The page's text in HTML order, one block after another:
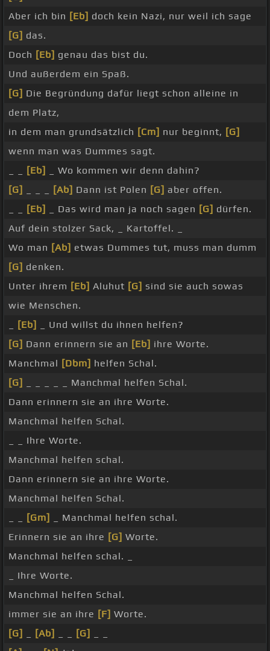
Aber ich bin [Eb] doch kein Nazi, nur weil ich sage
[G] das.
Doch [Eb] genau das bist du.
Und außerdem ein Spaß.
[G] Die Begründung dafür liegt schon alleine in
dem Platz,
in dem man grundsätzlich [Cm] nur beginnt, [G]
wenn man was Dummes sagt.
[Eb]
_ Wo kommen wir denn dahin?
[G]
[Ab] Dann ist Polen [G] aber offen.
[Eb] _ Das wird man ja noch sagen [G] dürfen.
Auf dein stolzer Sack, _ Kartoffel. _
Wo man [Ab] etwas Dummes tut, muss man dumm
[G] denken.
Unter ihrem [Eb] Aluhut [G] sind sie auch sowas
wie Menschen.
[Eb]
_ Und willst du ihnen helfen?
[G] Dann erinnern sie an [Eb] ihre Worte.
Manchmal [Dbm] helfen Schal.
[G]
_ _ _ _ _ Manchmal helfen Schal.
Dann erinnern sie an ihre Worte.
Manchmal helfen Schal.
_ _ Ihre Worte.
Manchmal helfen schal.
Dann erinnern sie an ihre Worte.
Manchmal helfen Schal.
[Gm]
_ Manchmal helfen schal.
Erinnern sie an ihre [G] Worte.
Manchmal helfen schal. _
_ Ihre Worte.
Manchmal helfen Schal.
immer sie an ihre [F] Worte.
[G]
[Ab] [G]